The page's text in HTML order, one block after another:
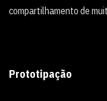
compartilhamento de
Prototipação